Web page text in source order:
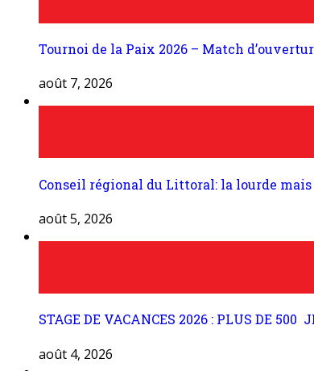
Tournoi de la Paix 2026 – Match
août 7, 2026
Conseil régional du Littoral: la lourde
août 5, 2026
STAGE DE VACANCES 2026 : PLUS DE 500
août 4, 2026